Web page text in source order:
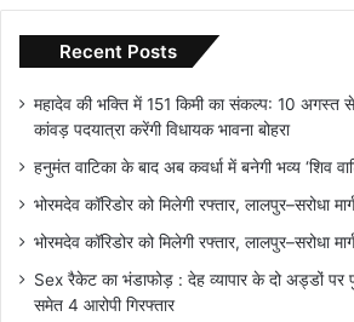
Recent Posts
महादेव की भक्ति में 151 किमी का संकल्प: 10
कांवड़ पदयात्रा करेंगी विधायक भावना बोहरा
हनुमंत वाटिका के बाद अब कवर्धा में बनेगी भव्य ‘शिव
भोरमदेव कॉरिडोर को मिलेगी रफ्तार, लालपुर–सरोधा
भोरमदेव कॉरिडोर को मिलेगी रफ्तार, लालपुर–सरोधा
Sex रैकेट का भंडाफोड़ : देह व्यापार के दो अड्डों पर
समेत 4 आरोपी गिरफ्तार